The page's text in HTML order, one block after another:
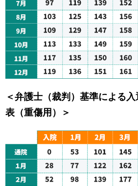
＜弁護士（裁判）基準による
表（重傷用）＞